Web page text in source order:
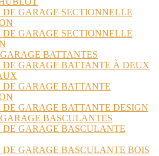
DE GARAGE SECTIONNELLE
DE GARAGE SECTIONNELLE
BATTANTES
DE GARAGE BATTANTE À DEUX
DE GARAGE BATTANTE
DE GARAGE BATTANTE DESIGN
BASCULANTES
DE GARAGE BASCULANTE
DE GARAGE BASCULANTE BOIS